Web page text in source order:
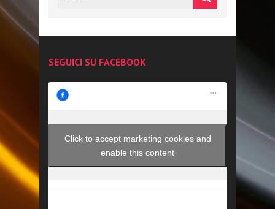
SEGUICI SU FACEBOOK
Click to accept marketing cookies and
enable this content